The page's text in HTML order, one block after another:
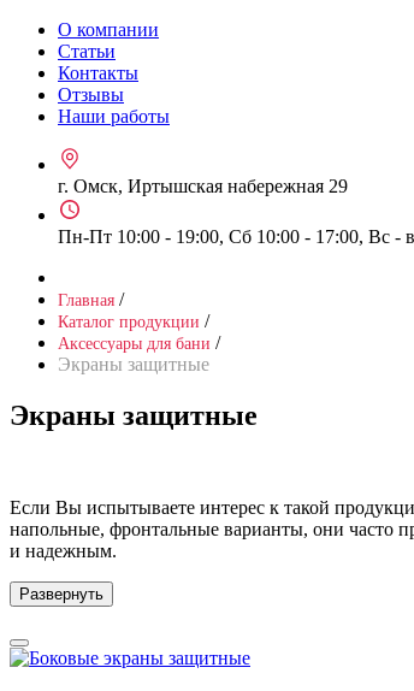
О компании
Статьи
Контакты
Отзывы
Наши работы
г. Омск, Иртышская набережная 29
Пн-Пт 10:00 - 19:00, Сб 10:00 - 17:00, Вс -
Главная /
Каталог продукции /
Аксессуары для бани /
Экраны защитные
Экраны защитные
Если Вы испытываете интерес к такой
напольные, фронтальные варианты, они часто
и надежным.
Развернуть